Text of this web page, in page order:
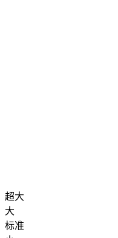
超大
大
标准